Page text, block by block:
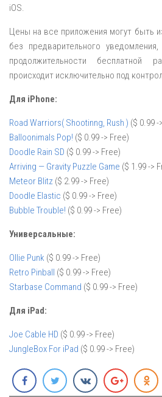
iOS.
Цены на все приложения могут быть
без предварительного
продолжительности бесплатной
происходит исключительно под
Для iPhone:
Road Warriors( Shootinng, Rush ) ($ 0.99 -
Balloonimals Pop! ($ 0.99 -> Free)
Doodle Rain SD ($ 0.99 -> Free)
Arriving — Gravity Puzzle Game ($ 1.99 ->
Meteor Blitz ($ 2.99 -> Free)
Doodle Elastic ($ 0.99 -> Free)
Bubble Trouble! ($ 0.99 -> Free)
Универсальные:
Ollie Punk ($ 0.99 -> Free)
Retro Pinball ($ 0.99 -> Free)
Starbase Command ($ 0.99 -> Free)
Для iPad:
Joe Cable HD ($ 0.99 -> Free)
JungleBox For iPad ($ 0.99 -> Free)